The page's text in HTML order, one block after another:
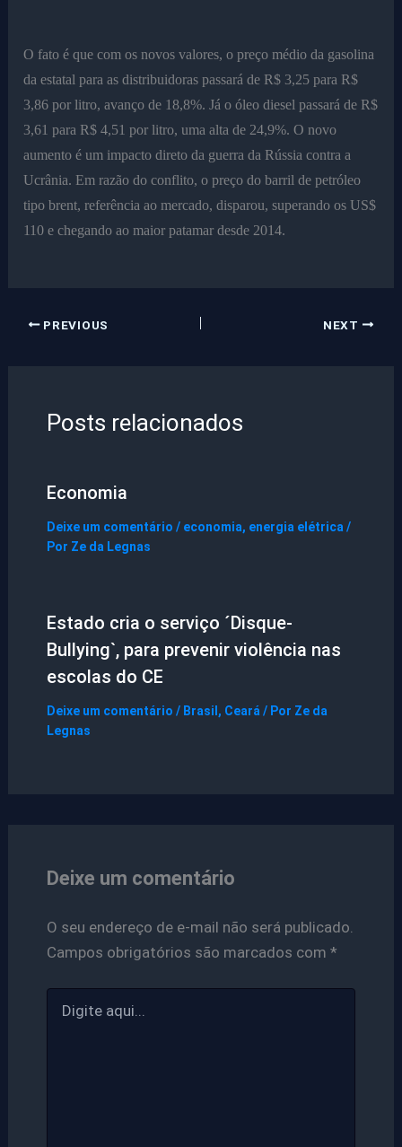
O fato é que com os novos valores, o preço médio da gasolina
da estatal para as distribuidoras passará de R$ 3,25 para R$
3,86 por litro, avanço de 18,8%. Já o óleo diesel passará de R$
3,61 para R$ 4,51 por litro, uma alta de 24,9%. O novo
aumento é um impacto direto da guerra da Rússia contra a
Ucrânia. Em razão do conflito, o preço do barril de petróleo
tipo brent, referência ao mercado, disparou, superando os US$
110 e chegando ao maior patamar desde 2014.
PREVIOUS NEXT
Posts relacionados
Economia
Deixe um comentário / economia, energia elétrica/
Por Ze da Legnas
Estado cria o serviço ´Disque-
Bullying`, para prevenir violência nas
escolas do CE
Deixe um comentário / Brasil , Ceará/ Por Ze da
Legnas
Deixe um comentário
O seu endereço de e-mail não será publicado.
Campos obrigatórios são marcados com *
aqui...